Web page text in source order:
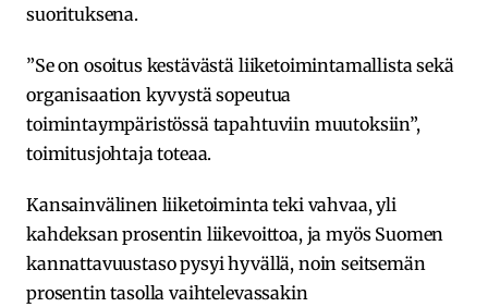
suorituksena.
”Se on osoitus kestävästä liiketoimintamallista sekä
organisaation kyvystä sopeutua
toimintaympäristössä tapahtuviin muutoksiin”,
toimitusjohtaja toteaa.
Kansainvälinen liiketoiminta teki vahvaa, yli
kahdeksan prosentin liikevoittoa, ja myös Suomen
kannattavuustaso pysyi hyvällä, noin seitsemän
prosentin tasolla vaihtelevassakin